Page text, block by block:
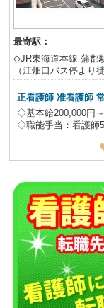
最寄駅：
◇JR東海道本線 蒲郡
（江畑口バス停より
正看護師 准看護師
◇基本給200,000円～
◇職能手当：看護師